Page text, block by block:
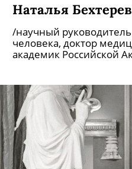
Наталья
/научный руководитель
человека, доктор
академик Российской